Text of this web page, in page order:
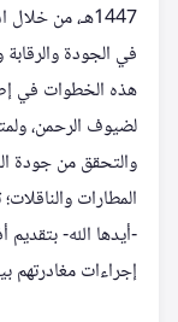
1447هـ، من
في الجودة
هذه الخطوات في
لضيوف الرحمن،
والتحقق من جودة
المطارات
-أيدها الله-
إجراءات مغادرتهم